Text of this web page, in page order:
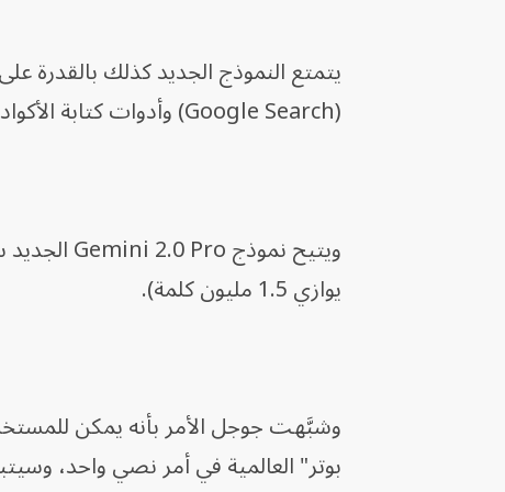
يتمتع النموذج الجديد كذلك
(Google Search) وأدوات كتابة الأكواد البرمجية نيابة عن المستخدم.
يوازي 1.5 مليون كلمة).
وشبَّهت جوجل الأمر بأنه يمكن
بوتر" العالمية في أمر نصي واحد، وسيتبقى له 400 ألف كلمة أخرى يمكنه